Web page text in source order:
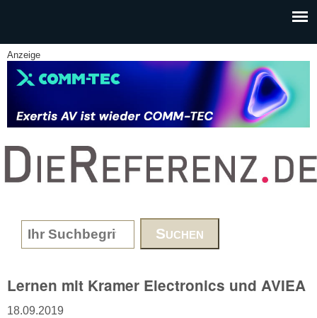
Anzeige
www.DieReferenz.de
Search form
Lernen mit Kramer Electronics und AVIEA
18.09.2019